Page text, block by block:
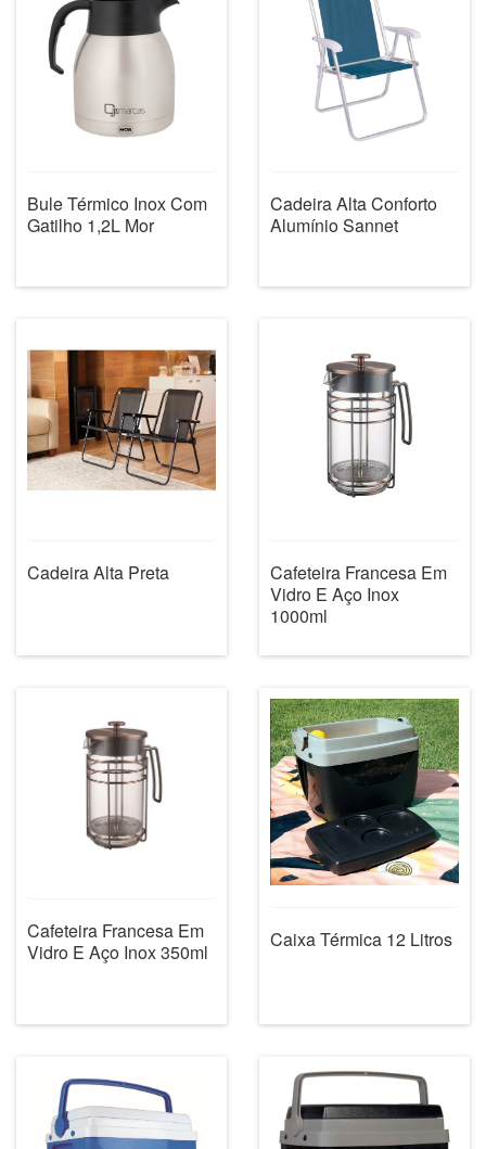
Bule Térmico Inox Com
Gatilho 1,2L Mor
Cadeira Alta Conforto
Alumínio Sannet
Cadeira Alta Preta
Cafeteira Francesa Em
Vidro E Aço Inox
1000ml
Cafeteira Francesa Em
Vidro E Aço Inox 350ml
Caixa Térmica 12 Litros